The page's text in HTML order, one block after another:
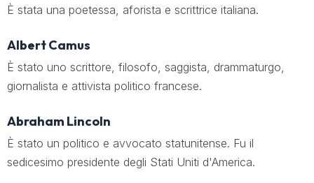
È stata una poetessa, aforista e scrittrice italiana.
Albert Camus
È stato uno scrittore, filosofo, saggista, drammaturgo,
giornalista e attivista politico francese.
Abraham Lincoln
È stato un politico e avvocato statunitense. Fu il
sedicesimo presidente degli Stati Uniti d'America.